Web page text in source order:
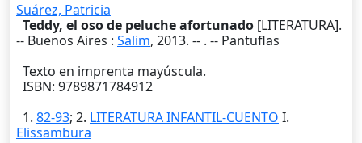
Suárez, Patricia
Teddy, el oso de peluche afortunado [LITERATURA].
-- Buenos Aires : Salim, 2013. -- . -- Pantuflas
Texto en imprenta mayúscula.
ISBN: 9789871784912
1. 82-93; 2. LITERATURA INFANTIL-CUENTO I.
Elissambura